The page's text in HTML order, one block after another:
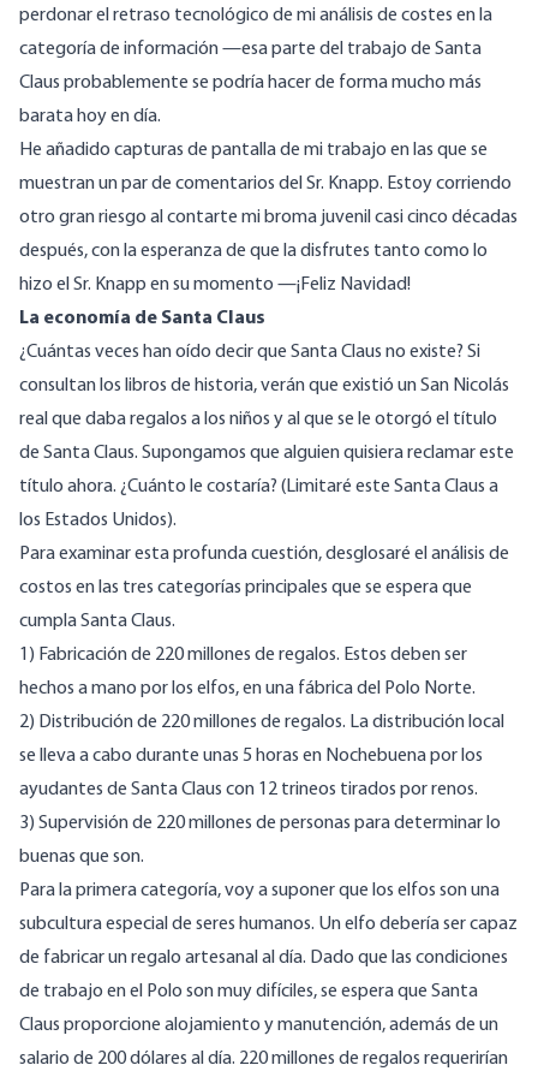
perdonar el retraso tecnológico de mi análisis de costes en la
categoría de información —esa parte del trabajo de Santa
Claus probablemente se podría hacer de forma mucho más
barata hoy en día.
He añadido capturas de pantalla de mi trabajo en las que se
muestran un par de comentarios del Sr. Knapp. Estoy corriendo
otro gran riesgo al contarte mi broma juvenil casi cinco décadas
después, con la esperanza de que la disfrutes tanto como lo
hizo el Sr. Knapp en su momento —¡Feliz Navidad!
La economía de Santa Claus
¿Cuántas veces han oído decir que Santa Claus no existe? Si
consultan los libros de historia, verán que existió un San Nicolás
real que daba regalos a los niños y al que se le otorgó el título
de Santa Claus. Supongamos que alguien quisiera reclamar este
título ahora. ¿Cuánto le costaría? (Limitaré este Santa Claus a
los Estados Unidos).
Para examinar esta profunda cuestión, desglosaré el análisis de
costos en las tres categorías principales que se espera que
cumpla Santa Claus.
1) Fabricación de 220 millones de regalos. Estos deben ser
hechos a mano por los elfos, en una fábrica del Polo Norte.
2) Distribución de 220 millones de regalos. La distribución local
se lleva a cabo durante unas 5 horas en Nochebuena por los
ayudantes de Santa Claus con 12 trineos tirados por renos.
3) Supervisión de 220 millones de personas para determinar lo
buenas que son.
Para la primera categoría, voy a suponer que los elfos son una
subcultura especial de seres humanos. Un elfo debería ser capaz
de fabricar un regalo artesanal al día. Dado que las condiciones
de trabajo en el Polo son muy difíciles, se espera que Santa
Claus proporcione alojamiento y manutención, además de un
salario de 200 dólares al día. 220 millones de regalos requerirían